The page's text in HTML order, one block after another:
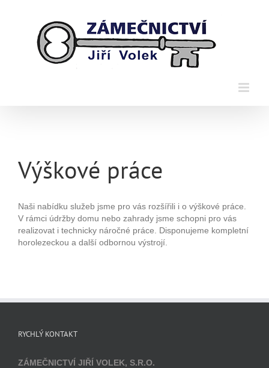
Výškové práce
Naši nabídku služeb jsme pro vás rozšířili i o výškové práce.
V rámci údržby domu nebo zahrady jsme schopni pro vás
realizovat i technicky náročné práce. Disponujeme kompletní
horolezeckou a další odbornou výstrojí.
RYCHLÝ KONTAKT
ZÁMEČNICTVÍ JIŘÍ VOLEK, S.R.O.